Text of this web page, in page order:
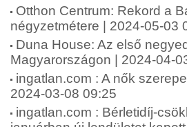
Otthon Centrum: Rekord a
négyzetmétere | 2024-05-03
Duna House: Az első
Magyarországon | 2024-04-
ingatlan.com : A nők
2024-03-08 09:25
ingatlan.com : Bérletidíj-